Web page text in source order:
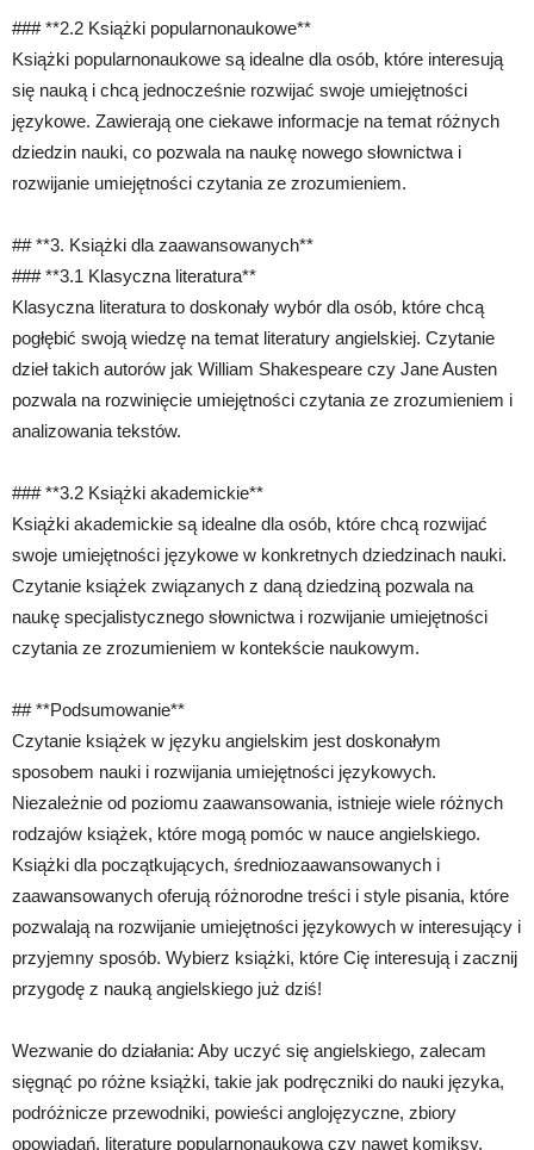
### **2.2 Książki popularnonaukowe**
Książki popularnonaukowe są idealne dla osób, które interesują
się nauką i chcą jednocześnie rozwijać swoje umiejętności
językowe. Zawierają one ciekawe informacje na temat różnych
dziedzin nauki, co pozwala na naukę nowego słownictwa i
rozwijanie umiejętności czytania ze zrozumieniem.
## **3. Książki dla zaawansowanych**
### **3.1 Klasyczna literatura**
Klasyczna literatura to doskonały wybór dla osób, które chcą
pogłębić swoją wiedzę na temat literatury angielskiej. Czytanie
dzieł takich autorów jak William Shakespeare czy Jane Austen
pozwala na rozwinięcie umiejętności czytania ze zrozumieniem i
analizowania tekstów.
### **3.2 Książki akademickie**
Książki akademickie są idealne dla osób, które chcą rozwijać
swoje umiejętności językowe w konkretnych dziedzinach nauki.
Czytanie książek związanych z daną dziedziną pozwala na
naukę specjalistycznego słownictwa i rozwijanie umiejętności
czytania ze zrozumieniem w kontekście naukowym.
## **Podsumowanie**
Czytanie książek w języku angielskim jest doskonałym
sposobem nauki i rozwijania umiejętności językowych.
Niezależnie od poziomu zaawansowania, istnieje wiele różnych
rodzajów książek, które mogą pomóc w nauce angielskiego.
Książki dla początkujących, średniozaawansowanych i
zaawansowanych oferują różnorodne treści i style pisania, które
pozwalają na rozwijanie umiejętności językowych w interesujący i
przyjemny sposób. Wybierz książki, które Cię interesują i zacznij
przygodę z nauką angielskiego już dziś!
Wezwanie do działania: Aby uczyć się angielskiego, zalecam
sięgnąć po różne książki, takie jak podręczniki do nauki języka,
podróżnicze przewodniki, powieści anglojęzyczne, zbiory
opowiadań, literaturę popularnonaukową czy nawet komiksy.